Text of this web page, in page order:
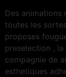
Des animations
toutes les
proposes
preselection ,
compagnie de
esthetiques